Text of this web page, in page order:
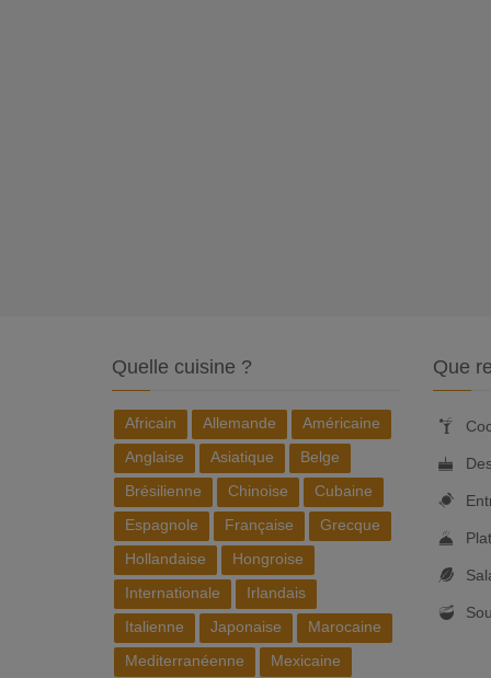
Quelle cuisine ?
Africain Allemande
Américaine
Anglaise
Asiatique
Belge
Brésilienne
Chinoise
Cubaine
Espagnole
Française
Grecque
Hollandaise
Hongroise
Internationale
Irlandais
Italienne
Japonaise
Marocaine
Mediterranéenne
Mexicaine
Que